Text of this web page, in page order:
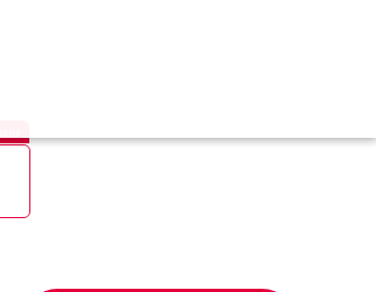
stránky správne používať.